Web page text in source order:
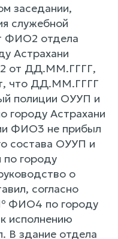
заседании,
служебной
ФИО2 отдела
Астрахани
от ДД.ММ.ГГГГ,
что ДД.ММ.ГГГГ
полиции ОУУП и
Астрахани
ФИО3 не прибыл
состава ОУУП и
городу
о
согласно
ФИО4 по городу
исполнению
В здание отдела